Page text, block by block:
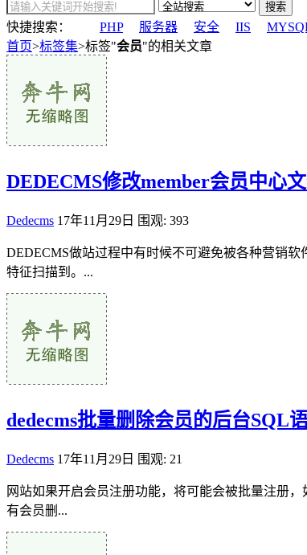
搜索
快捷搜索： PHP 服务器 安全 IIS
首页>标签集>标签"会员"的相关文章
DEDECMS修改member会员中心
Dedecms 17年11月29日 围观: 393
DEDECMS做站过程中有时候不可避免被各种营销
特征扫描到。...
dedecms批量删除会员的后台SQL
Dedecms 17年11月29日 围观: 21
网站如果开启会员注册功能，将可能会被批量注册
有会员删...